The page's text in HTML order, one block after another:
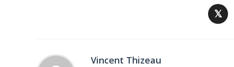
𝕏
Vincent Thizeau